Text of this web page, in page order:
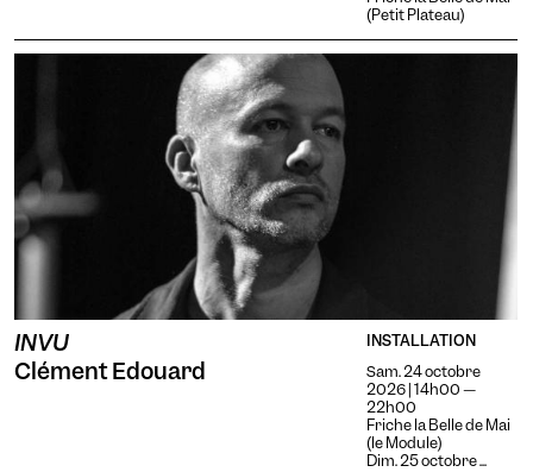
stoppe les contenus
(Petit Plateau)
INVU
Clément Edouard
INSTALLATION
Sam. 24 octobre
2026 | 14h00 —
22h00
Friche la Belle de Mai
(le Module)
Dim. 25 octobre ...